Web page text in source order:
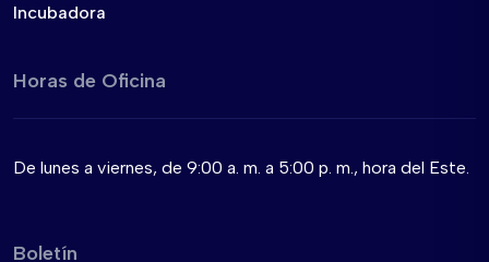
Incubadora
Horas de Oficina
De lunes a viernes, de 9:00 a. m. a 5:00 p. m., hora del Este.
Boletín